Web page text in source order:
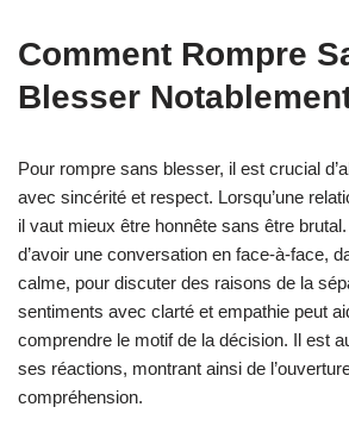
Comment Rompre
Blesser
Pour rompre sans blesser, il est crucial
avec sincérité et respect. Lorsqu’une
il vaut mieux être honnête sans être
d’avoir une conversation en face-à-face,
calme, pour discuter des raisons de la
sentiments avec clarté et empathie peut
comprendre le motif de la décision. Il est
ses réactions, montrant ainsi de
compréhension.